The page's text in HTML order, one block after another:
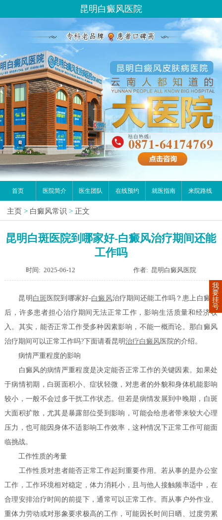
昆明白癜风医院
首页 医院简介 医生团队 在线预约 就医指南 来院路线
主页 > 白癜风常识 > 正文
昆明白斑医院到哪家好-白癜风治疗期间还能
工作吗
时间: 2025-06-12 作者: 昆明白癜风医院
昆明 白斑 医院到哪家好-白癜风治疗期间还能工作吗？患上白癜风
后，许多患者担心治疗期间无法正常工作，影响生活质量和经济收
入。其实，能否正常工作受多种因素影响，不能一概而论。那白癜风
治疗期间可以正常工作吗?下面请看昆明治疗白癜风 医院的介绍。
病情严重程度的影响
白癜风的病情严重程度是决定能否正常工作的关键因素。如果处
于病情初期，白斑面积小、症状轻微，对患者的外貌和身体机能影响
较小，一般不会过多干扰工作状态。但若是病情发展到中晚期，白斑
大面积扩散，尤其是暴露部位受到影响，可能会给患者带来较大心理
压力，也可能因身体不适影响工作效率，这种情况下正常工作可能面
临挑战。
工作性质的考量
工作性质对患者能否正常工作起到重要作用。若从事的是办公室
工作，工作环境相对稳定，体力消耗小，且与他人接触频率适中，在
合理安排治疗时间的前提下，通常可以正常工作。而从事户外作业、
重体力劳动或对形象要求极高的工作，可能因长时间日晒、过度劳累
我
要
挂
号